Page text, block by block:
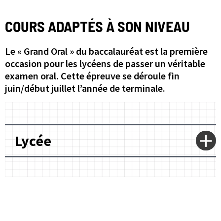
COURS ADAPTÉS À SON NIVEAU
Le « Grand Oral » du baccalauréat est la première
occasion pour les lycéens de passer un véritable
examen oral. Cette épreuve se déroule fin
juin/début juillet l’année de terminale.
Lycée